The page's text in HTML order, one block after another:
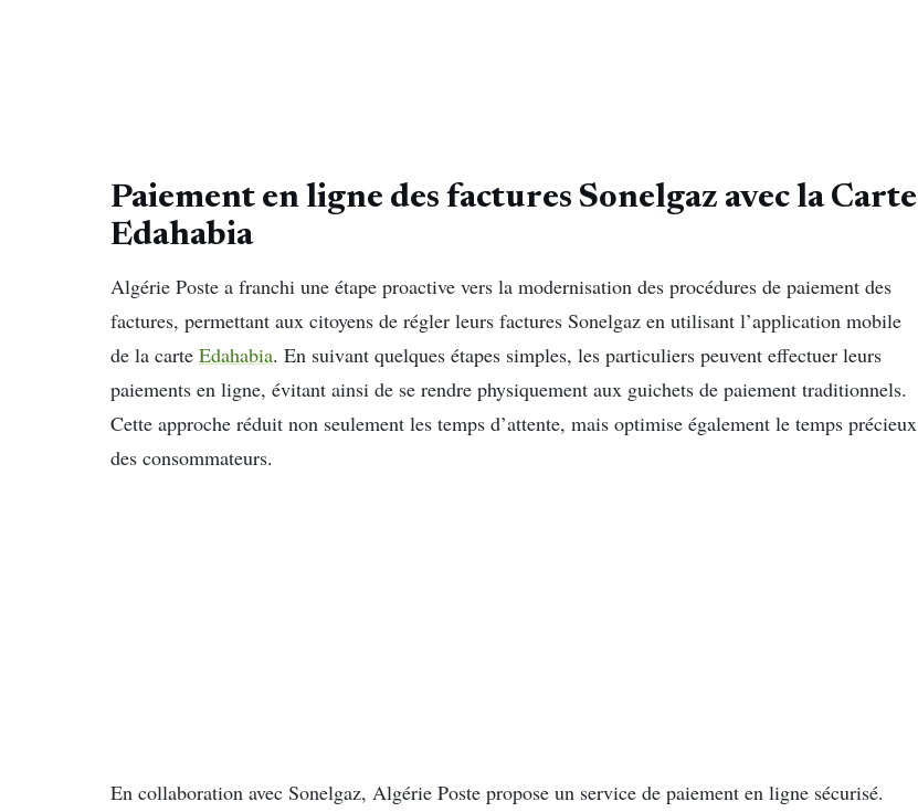
Paiement en ligne des factures Sonelgaz avec la Carte
Edahabia
Algérie Poste a franchi une étape proactive vers la modernisation des procédures de paiement des
factures, permettant aux citoyens de régler leurs factures Sonelgaz en utilisant l’application mobile
de la carte Edahabia. En suivant quelques étapes simples, les particuliers peuvent effectuer leurs
paiements en ligne, évitant ainsi de se rendre physiquement aux guichets de paiement traditionnels.
Cette approche réduit non seulement les temps d’attente, mais optimise également le temps précieux
des consommateurs.
En collaboration avec Sonelgaz, Algérie Poste propose un service de paiement en ligne sécurisé.